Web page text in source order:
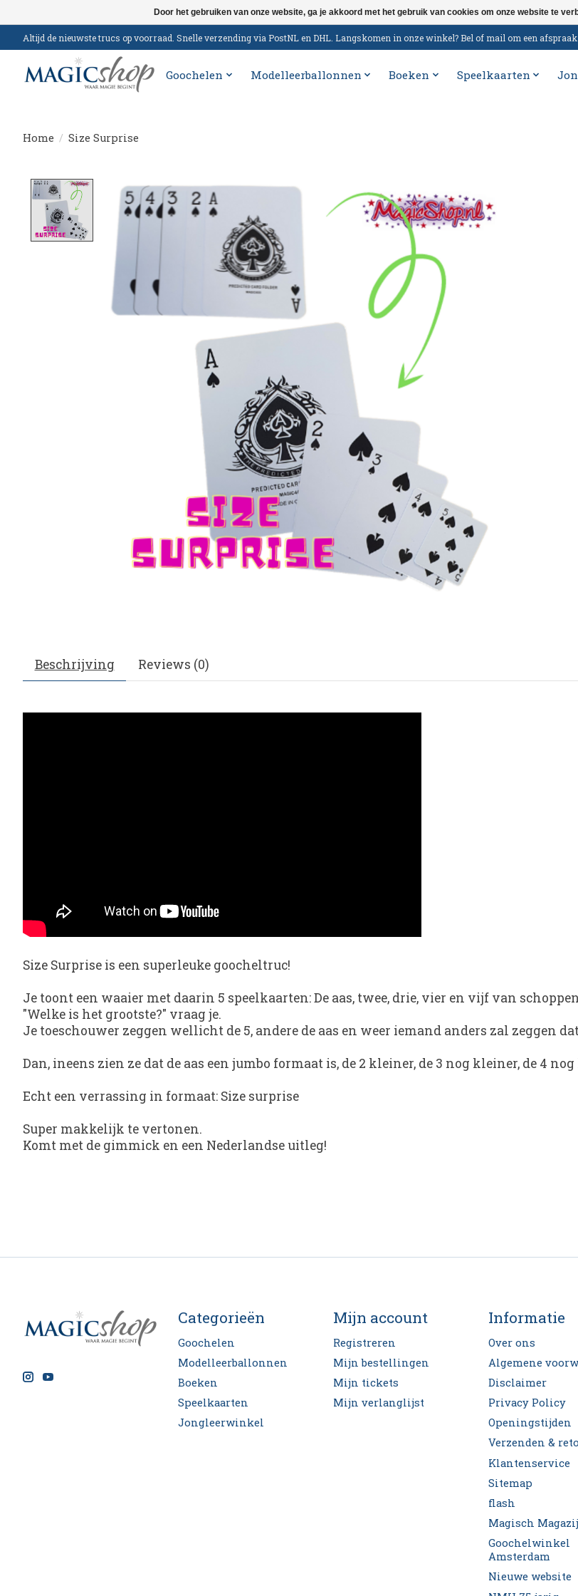
Altijd de nieuwste trucs op voorraad. Snelle verzending via PostNL en DHL. Langskomen in onze winkel? Bel of mail om een
Goochelen Modelleerballonnen Boeken Speelkaarten
Home / Size Surprise
Product image slideshow Items
Beschrijving Reviews (0)
Size Surprise is een superleuke goocheltruc!
Je toont een waaier met daarin 5 speelkaarten: De aas, twee, drie, vier en vijf van
"Welke is het grootste?" vraag je.
Je toeschouwer zeggen wellicht de 5, andere de aas en weer iemand anders zal zeggen
Dan, ineens zien ze dat de aas een jumbo formaat is, de 2 kleiner, de 3 nog kleiner, de 4
Echt een verrassing in formaat: Size surprise
Super makkelijk te vertonen.
Komt met de gimmick en een Nederlandse uitleg!
Categorieën
Goochelen
Modelleerballonnen
Boeken
Speelkaarten
Jongleerwinkel
Mijn account
Registreren
Mijn bestellingen
Mijn tickets
Mijn verlanglijst
Informatie
Over ons
Algemene
Disclaimer
Privacy Policy
Openingstijden
Verzenden &
Klantenservice
Sitemap
flash
Magisch
Goochelwinkel
Amsterdam
Nieuwe website
Door het gebruiken van onze website, ga je akkoord met het gebruik van cookies om onze website te